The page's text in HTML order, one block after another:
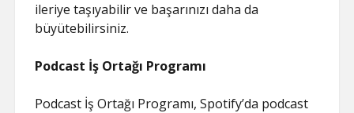
ileriye taşıyabilir ve başarınızı daha da
büyütebilirsiniz.
Podcast İş Ortağı Programı
Podcast İş Ortağı Programı, Spotify’da podcast